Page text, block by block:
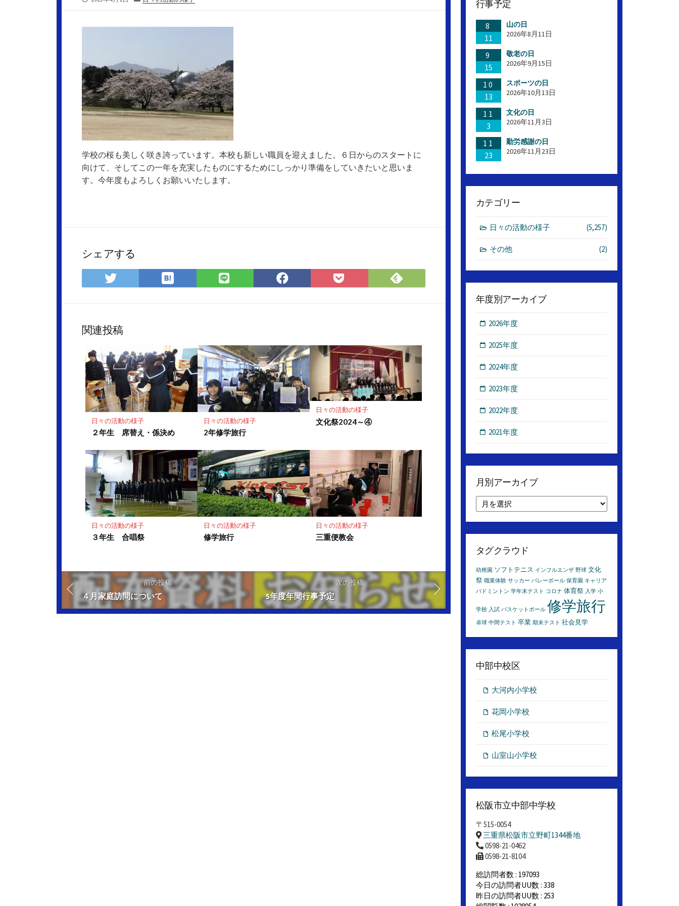
リ
学校の桜も美しく咲き誇っています。本校も新しい職員を迎えました。６日からのスタートに
向けて、そしてこの一年を充実したものにするためにしっかり準備をしていきたいと思いま
す。今年度もよろしくお願いいたします。
シェアする
Twitter
で
ア
は
て
マ
ー
ク
に
保
存
LINE
で
Facebook
で
Pocket
に
Feedly
で
関連投稿
日々の活動の様子
２年生 席替え・係決め
日々の活動の様子
2年修学旅行
日々の活動の様子
文化祭2024～④
日々の活動の様子
３年生 合唱祭
日々の活動の様子
修学旅行
日々の活動の様子
三重便教会
前の投稿
４月家庭訪問について
次の投稿
5年度年間行事予定
行事予定
8
11
山の日
2026年8月11日
9
15
敬老の日
2026年9月15日
10
13
スポーツの日
2026年10月13日
11
3
文化の日
2026年11月3日
11
23
勤労感謝の日
2026年11月23日
カテゴリー
日々の活動の様子 (5,257)
その他 (2)
年度別アーカイブ
2026年度
2025年度
2024年度
2023年度
2022年度
2021年度
月別アーカイブ
別
ア
ー
イ
タグクラウド
幼稚園 ソフトテニス インフルエンザ 野球 文化
祭 職業体験 サッカー バレーボール 保育園 キャリア
バドミントン 学年末テスト コロナ 体育祭 入学 小
学校 入試 バスケットボール 修学旅行
卓球 中間テスト 卒業 期末テスト 社会見学
中部中校区
大河内小学校
花岡小学校
松尾小学校
山室山小学校
松阪市立中部中学校
〒515-0054
三重県松阪市立野町1344番地
0598-21-0462
0598-21-8104
総訪問者数 : 197093
今日の訪問者UU数 : 338
昨日の訪問者UU数 : 253